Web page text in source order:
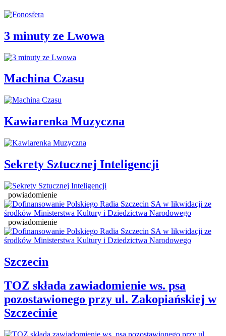
3 minuty ze Lwowa
Machina Czasu
Kawiarenka Muzyczna
Sekrety Sztucznej Inteligencji
powiadomienie
powiadomienie
Szczecin
TOZ składa zawiadomienie ws. psa
pozostawionego przy ul. Zakopiańskiej w
Szczecinie